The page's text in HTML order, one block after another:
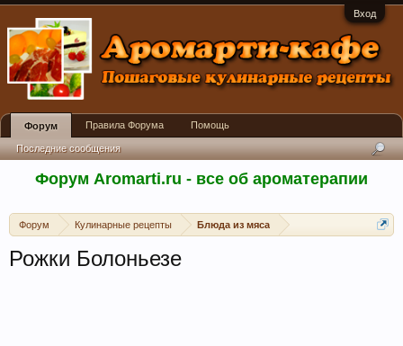
Вход
Форум Aromarti.ru - все об ароматерапии
Форум Кулинарные рецепты Блюда из мяса
Рожки Болоньезе
Форум
Последние сообщения
Правила Форума Помощь